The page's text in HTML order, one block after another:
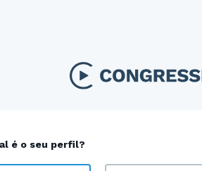
é o seu perfil?